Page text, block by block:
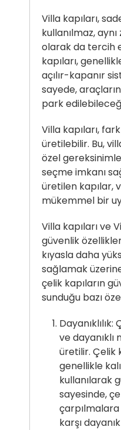
Villa kapıları,
kullanılmaz,
olarak da tercih
kapıları,
açılır-kapanır
sayede,
park
Villa kapıları,
üretilebilir. Bu,
özel
seçme imkanı
üretilen kapılar,
mükemmel bir
Villa kapıları ve
güvenlik
kıyasla daha
sağlamak
çelik kapıların
sunduğu bazı
ve
üretilir. Çelik
genellikle
kullanılarak
sayesinde,
karşı